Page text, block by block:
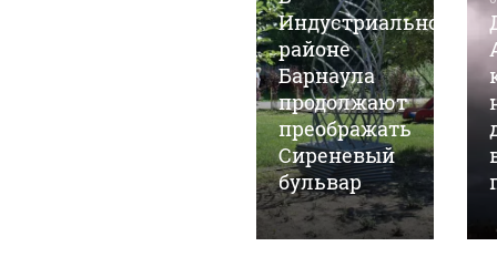
Индустриальном
районе
Барнаула
продолжают
преображать
Сиреневый
бульвар